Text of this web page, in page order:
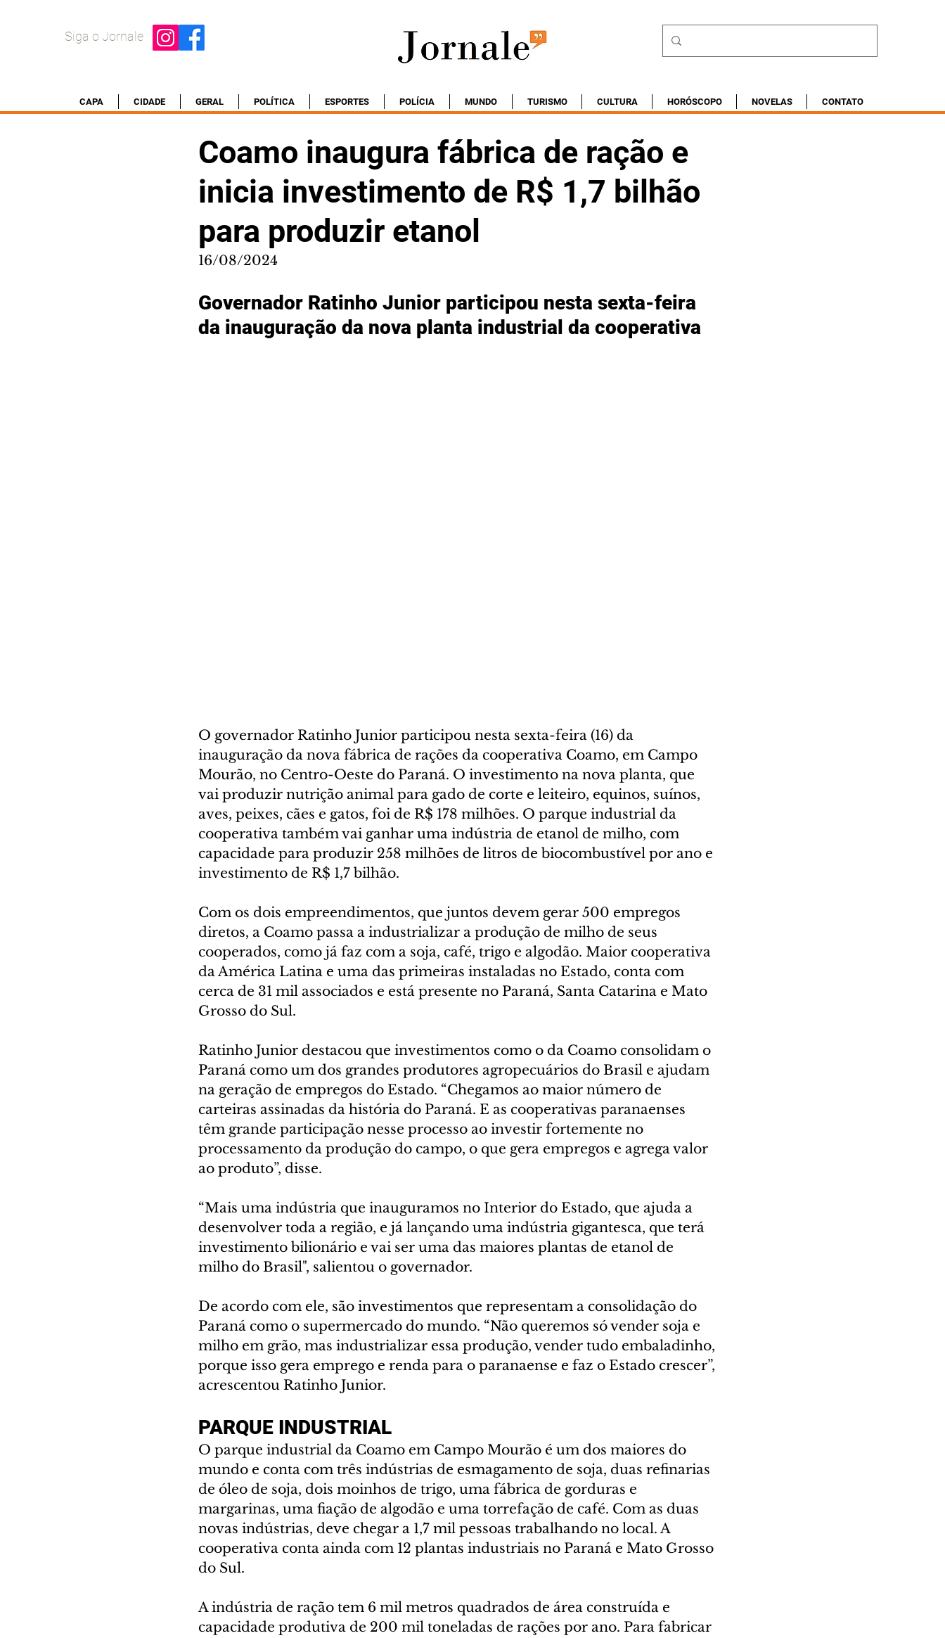
Siga o Jornale
CAPA CIDADE GERAL POLÍTICA ESPORTES POLÍCIA MUNDO TURISMO CULTURA HORÓSCOPO NOVELAS CONTATO
Coamo inaugura fábrica de ração e
inicia investimento de R$ 1,7 bilhão
para produzir etanol
16/08/2024
Governador Ratinho Junior participou nesta sexta-feira
da inauguração da nova planta industrial da cooperativa
O governador Ratinho Junior participou nesta sexta-feira (16) da
inauguração da nova fábrica de rações da cooperativa Coamo, em Campo
Mourão, no Centro-Oeste do Paraná. O investimento na nova planta, que
vai produzir nutrição animal para gado de corte e leiteiro, equinos, suínos,
aves, peixes, cães e gatos, foi de R$ 178 milhões. O parque industrial da
cooperativa também vai ganhar uma indústria de etanol de milho, com
capacidade para produzir 258 milhões de litros de biocombustível por ano e
investimento de R$ 1,7 bilhão.
Com os dois empreendimentos, que juntos devem gerar 500 empregos
diretos, a Coamo passa a industrializar a produção de milho de seus
cooperados, como já faz com a soja, café, trigo e algodão. Maior cooperativa
da América Latina e uma das primeiras instaladas no Estado, conta com
cerca de 31 mil associados e está presente no Paraná, Santa Catarina e Mato
Grosso do Sul.
Ratinho Junior destacou que investimentos como o da Coamo consolidam o
Paraná como um dos grandes produtores agropecuários do Brasil e ajudam
na geração de empregos do Estado. “Chegamos ao maior número de
carteiras assinadas da história do Paraná. E as cooperativas paranaenses
têm grande participação nesse processo ao investir fortemente no
processamento da produção do campo, o que gera empregos e agrega valor
ao produto”, disse.
“Mais uma indústria que inauguramos no Interior do Estado, que ajuda a
desenvolver toda a região, e já lançando uma indústria gigantesca, que terá
investimento bilionário e vai ser uma das maiores plantas de etanol de
milho do Brasil", salientou o governador.
De acordo com ele, são investimentos que representam a consolidação do
Paraná como o supermercado do mundo. “Não queremos só vender soja e
milho em grão, mas industrializar essa produção, vender tudo embaladinho,
porque isso gera emprego e renda para o paranaense e faz o Estado crescer”,
acrescentou Ratinho Junior.
PARQUE INDUSTRIAL
O parque industrial da Coamo em Campo Mourão é um dos maiores do
mundo e conta com três indústrias de esmagamento de soja, duas refinarias
de óleo de soja, dois moinhos de trigo, uma fábrica de gorduras e
margarinas, uma fiação de algodão e uma torrefação de café. Com as duas
novas indústrias, deve chegar a 1,7 mil pessoas trabalhando no local. A
cooperativa conta ainda com 12 plantas industriais no Paraná e Mato Grosso
do Sul.
A indústria de ração tem 6 mil metros quadrados de área construída e
capacidade produtiva de 200 mil toneladas de rações por ano. Para fabricar